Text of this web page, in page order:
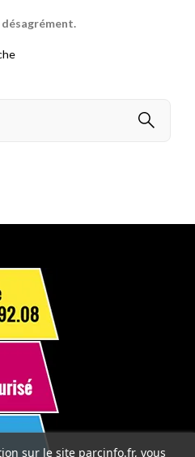
sur le site parcinfo.fr, vous